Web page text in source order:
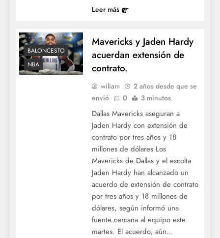
Leer más
BALONCESTO
NBA
Mavericks y Jaden Hardy
acuerdan extensión de
contrato.
wiliam
2 años desde que se
envió
0 3 minutos
Dallas Mavericks aseguran a
Jaden Hardy con extensión de
contrato por tres años y 18
millones de dólares Los
Mavericks de Dallas y el escolta
Jaden Hardy han alcanzado un
acuerdo de extensión de contrato
por tres años y 18 millones de
dólares, según informó una
fuente cercana al equipo este
martes. El acuerdo, aún…